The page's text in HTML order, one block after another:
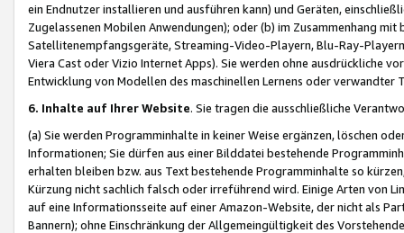
ein Endnutzer installieren und ausführen kann) und Geräten,
Zugelassenen Mobilen Anwendungen); oder (b) im Zusammenhang
Satellitenempfangsgeräte, Streaming-Video-Playern, Blu-Ray-
Viera Cast oder Vizio Internet Apps). Sie werden ohne ausdrückliche
Entwicklung von Modellen des maschinellen Lernens oder
6. Inhalte auf Ihrer Website. Sie tragen die ausschließliche
(a) Sie werden Programminhalte in keiner Weise ergänzen, löschen
Informationen; Sie dürfen aus einer Bilddatei bestehende
erhalten bleiben bzw. aus Text bestehende Programminhalte so
Kürzung nicht sachlich falsch oder irreführend wird. Einige Arten von
auf eine Informationsseite auf einer Amazon-Website, der nicht als
Bannern); ohne Einschränkung der Allgemeingültigkeit des